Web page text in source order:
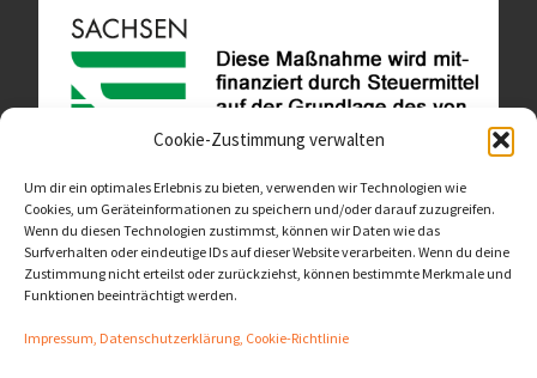
Cookie-Zustimmung verwalten
Um dir ein optimales Erlebnis zu bieten, verwenden wir Technologien wie
Cookies, um Geräteinformationen zu speichern und/oder darauf zuzugreifen.
Wenn du diesen Technologien zustimmst, können wir Daten wie das
Surfverhalten oder eindeutige IDs auf dieser Website verarbeiten. Wenn du deine
Zustimmung nicht erteilst oder zurückziehst, können bestimmte Merkmale und
Funktionen beeinträchtigt werden.
Impressum, Datenschutzerklärung, Cookie-Richtlinie
Diese Website ist als Teil des Projektes "Wachsen lassen
- Raum geben" entstanden.>>>